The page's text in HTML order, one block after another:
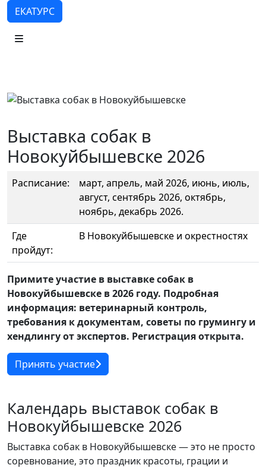
ЕКАТУРС
Выставка собак в
Новокуйбышевске 2026
Расписание:
март, апрель, май 2026, июнь, июль,
август, сентябрь 2026, октябрь,
ноябрь, декабрь 2026.
Где
пройдут:
В Новокуйбышевске и окрестностях
Примите участие в выставке собак в
Новокуйбышевске в 2026 году. Подробная
информация: ветеринарный контроль,
требования к документам, советы по грумингу и
хендлингу от экспертов. Регистрация открыта.
Принять участие
Календарь выставок собак в
Новокуйбышевске 2026
Выставка собак в Новокуйбышевске — это не просто
соревнование, это праздник красоты, грации и